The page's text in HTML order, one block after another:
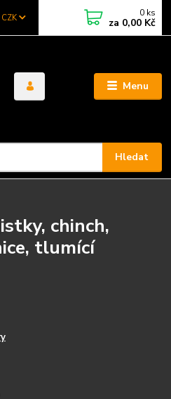
Menu
CZK
Hledat
0 ks
za 0,00 Kč
chinch,
tlumící